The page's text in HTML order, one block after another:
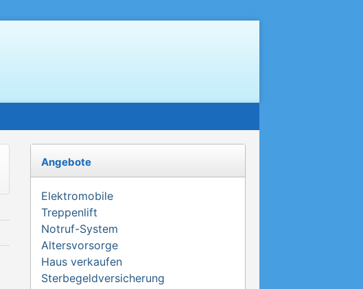
Angebote
Elektromobile
Treppenlift
Notruf-System
Altersvorsorge
Haus verkaufen
Sterbegeldversicherung